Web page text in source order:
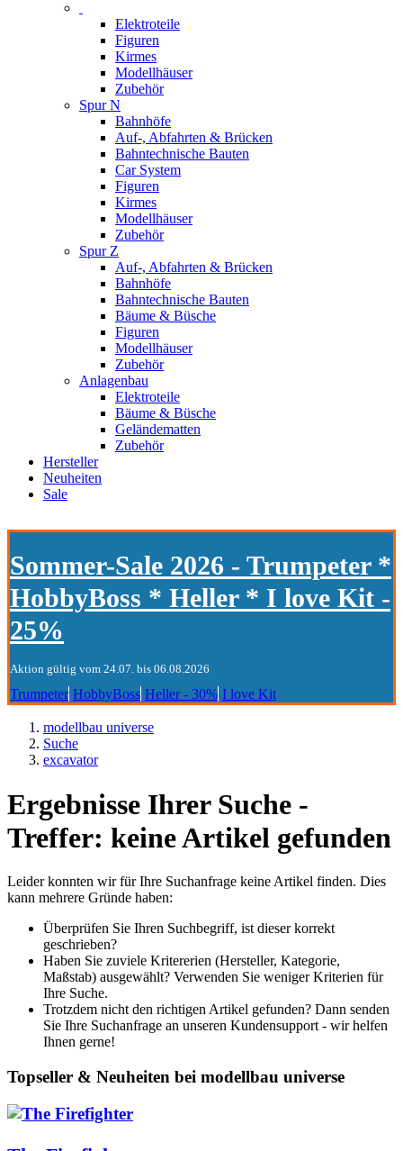
Elektroteile
Figuren
Kirmes
Modellhäuser
Zubehör
Spur N
Bahnhöfe
Auf-, Abfahrten & Brücken
Bahntechnische Bauten
Car System
Figuren
Kirmes
Modellhäuser
Zubehör
Spur Z
Auf-, Abfahrten & Brücken
Bahnhöfe
Bahntechnische Bauten
Bäume & Büsche
Figuren
Modellhäuser
Zubehör
Anlagenbau
Elektroteile
Bäume & Büsche
Geländematten
Zubehör
Hersteller
Neuheiten
Sale
Sommer-Sale 2026 - Trumpeter *
HobbyBoss * Heller * I love Kit -
25%
Aktion gültig vom 24.07. bis 06.08.2026
Trumpeter HobbyBoss Heller - 30% I love Kit
modellbau universe
Suche
excavator
Ergebnisse Ihrer Suche -
Treffer: keine Artikel gefunden
Leider konnten wir für Ihre Suchanfrage keine Artikel finden. Dies
kann mehrere Gründe haben:
Überprüfen Sie Ihren Suchbegriff, ist dieser korrekt
geschrieben?
Haben Sie zuviele Kritererien (Hersteller, Kategorie,
Maßstab) ausgewählt? Verwenden Sie weniger Kriterien für
Ihre Suche.
Trotzdem nicht den richtigen Artikel gefunden? Dann senden
Sie Ihre Suchanfrage an unseren Kundensupport - wir helfen
Ihnen gerne!
Topseller & Neuheiten bei modellbau universe